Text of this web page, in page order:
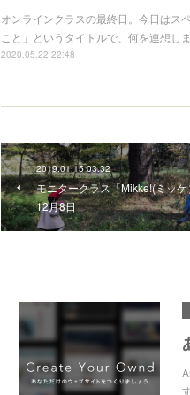
オンラインクラスの最終日。今日はス
こと」というタイトルで、何を連想し
2020.05.22 22:48
2019.01.15 03:32
モニタークラス「Mikke!(ミッ
12月8日